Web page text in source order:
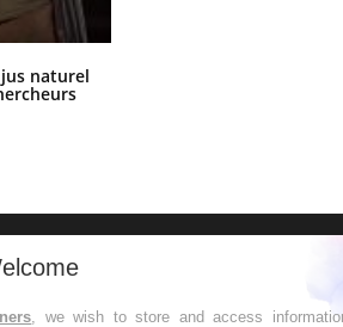
jus naturel
, we wish to store and access